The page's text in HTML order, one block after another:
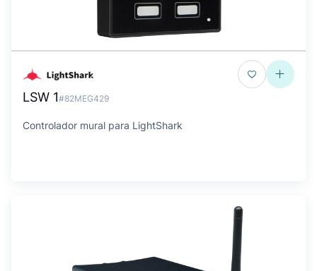
LSW 1#82MEG429
Controlador mural para LightShark